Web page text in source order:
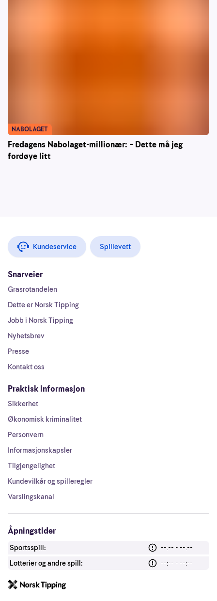
Fredagens Nabolaget-millionær: – Dette må jeg
fordøye litt
NABOLAGET
Kundeservice Spillevett
Snarveier
Grasrotandelen
Dette er Norsk Tipping
Jobb i Norsk Tipping
Nyhetsbrev
Presse
Kontakt oss
Praktisk informasjon
Sikkerhet
Økonomisk kriminalitet
Personvern
Informasjonskapsler
Tilgjengelighet
Kundevilkår og spilleregler
Varslingskanal
Åpningstider
Sportsspill:
--:-- - --:--
Lotterier og andre spill:
--:-- - --:--